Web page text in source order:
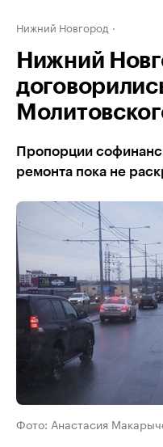
Нижний Новгород
Нижний
Пропорции
ремонта пока не
Фото: Анастасия